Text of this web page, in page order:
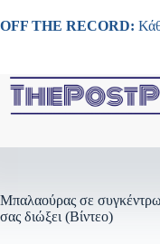
στο
OFF THE RECORD:
Μπαλαούρας σε
σας διώξει (Βίντεο)